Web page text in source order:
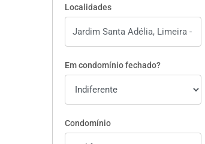
Localidades
Em condomínio fechado?
Condomínio